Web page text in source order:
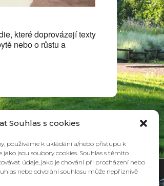
Souhlas s cookies
používáme k ukládání a/nebo přístupu k
jsou soubory cookies. Souhlas s těmito
údaje, jako je chování při procházení nebo
nebo odvolání souhlasu může nepříznivě
které doprovázejí texty
nebo o růstu a